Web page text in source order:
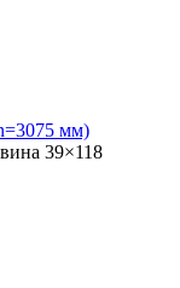
мм)
39×118